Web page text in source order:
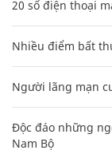
20 số điện thoại
Nhiều điểm bất
Người lãng mạn
Độc đáo những
Nam Bộ